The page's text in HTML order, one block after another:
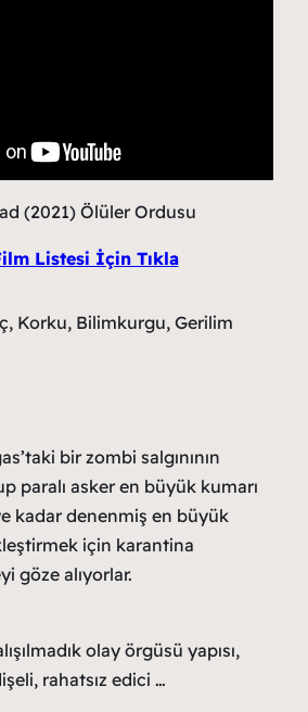
Listesi İçin Tıkla
Korku, Bilimkurgu, Gerilim
bir zombi salgınının
paralı asker en büyük kumarı
kadar denenmiş en büyük
için karantina
göze alıyorlar.
olay örgüsü yapısı,
rahatsız edici …